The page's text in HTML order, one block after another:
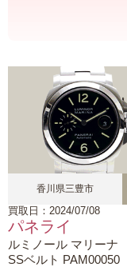
香川県三豊市
買取日：2024/07/08
パネライ
ルミノール マリーナ
SSベルト PAM00050